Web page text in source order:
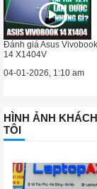
Đánh giá Asus Vivobook
14 X1404V
04-01-2026, 1:10 am
HÌNH ẢNH
TÔI